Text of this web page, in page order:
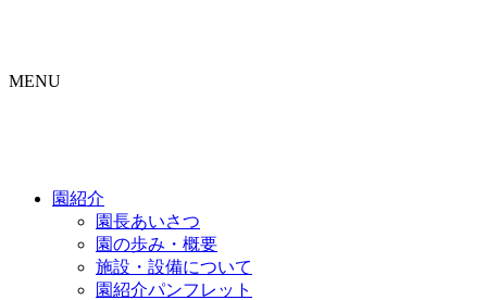
MENU
園紹介
園長あいさつ
園の歩み・概要
施設・設備について
園紹介パンフレット